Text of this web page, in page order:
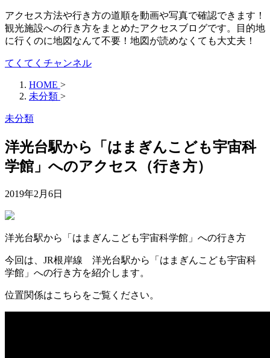
アクセス方法や行き方の道順を動画や写真で確認できます！
観光施設への行き方をまとめたアクセスブログです。目的地
に行くのに地図なんて不要！地図が読めなくても大丈夫！
てくてくチャンネル
HOME >
未分類 >
未分類
洋光台駅から「はまぎんこども宇宙科
学館」へのアクセス（行き方）
2019年2月6日
洋光台駅から「はまぎんこども宇宙科学館」への行き方
今回は、JR根岸線 洋光台駅から「はまぎんこども宇宙科
学館」への行き方を紹介します。
位置関係はこちらをご覧ください。